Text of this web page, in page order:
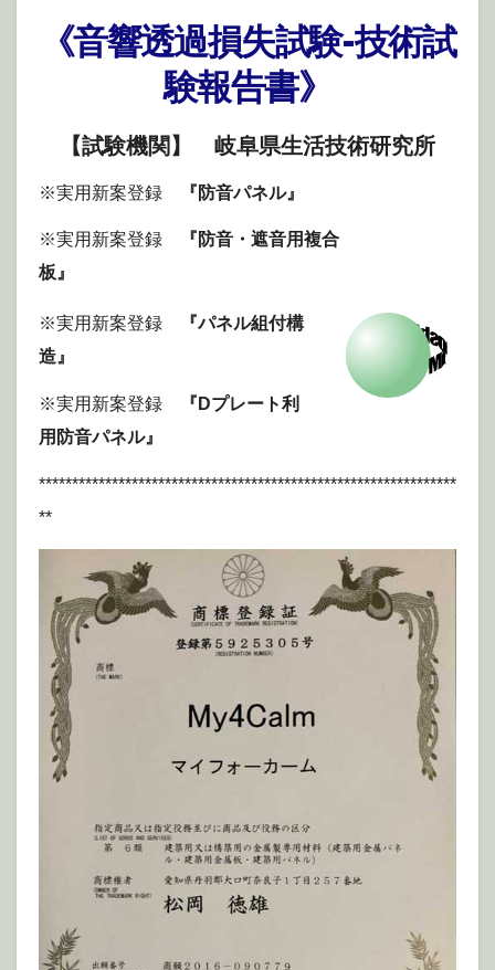
《音響透過損失試験-技術試
験報告書》
【試験機関】 岐阜県生活技術研究所
※実用新案登録 『防音パネル』
※実用新案登録
『防音・遮音用複合
板』
※実用新案登録
『パネル組付構
造』
※実用新案登録
『Dプレート利
用防音パネル』
***************************************************************
**